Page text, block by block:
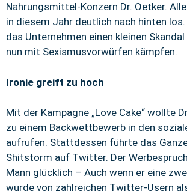
Nahrungsmittel-Konzern Dr. Oetker.
in diesem Jahr deutlich nach hinten
das Unternehmen einen kleinen
nun mit Sexismusvorwürfen kämpfen.
Ironie greift zu hoch
Mit der Kampagne „Love Cake“ wollte
zu einem Backwettbewerb in den
aufrufen. Stattdessen führte das
Shitstorm auf Twitter. Der
Mann glücklich – Auch wenn er eine
wurde von zahlreichen Twitter-Usern